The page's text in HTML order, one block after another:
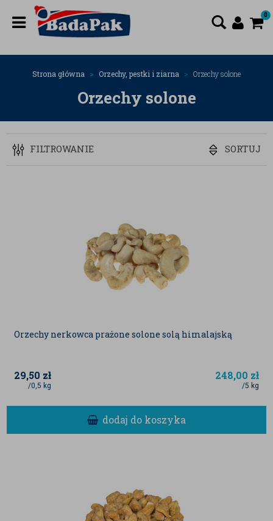
0
Strona główna Orzechy, pestki i ziarna Orzechy solone
Orzechy solone
FILTROWANIE SORTUJ
Orzechy nerkowca prażone solone solą himalajską
29,50 zł
/0,5 kg
248,00 zł
/5 kg
dodaj do koszyka